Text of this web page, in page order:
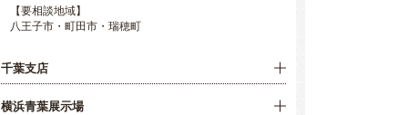
【要相談地域】
八王子市・町田市・瑞穂町
千葉支店
横浜青葉展示場